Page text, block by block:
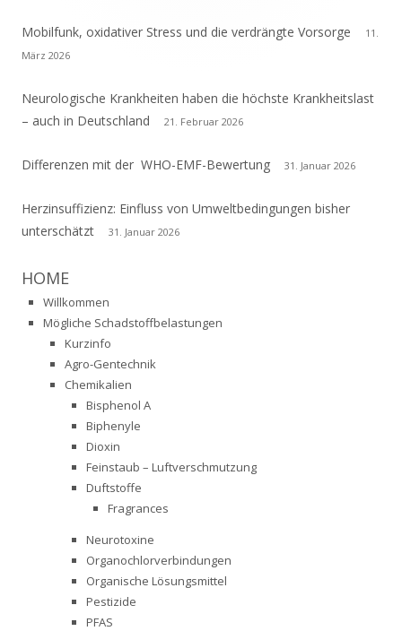
Mobilfunk, oxidativer Stress und die verdrängte Vorsorge
11.
März 2026
Neurologische Krankheiten haben die höchste Krankheitslast
– auch in Deutschland
21. Februar 2026
Differenzen mit der WHO-EMF-Bewertung 31. Januar 2026
Herzinsuffizienz: Einfluss von Umweltbedingungen bisher
unterschätzt
31. Januar 2026
HOME
Willkommen
Mögliche Schadstoffbelastungen
Kurzinfo
Agro-Gentechnik
Chemikalien
Bisphenol A
Biphenyle
Dioxin
Feinstaub – Luftverschmutzung
Duftstoffe
Fragrances
Neurotoxine
Organochlorverbindungen
Organische Lösungsmittel
Pestizide
PFAS